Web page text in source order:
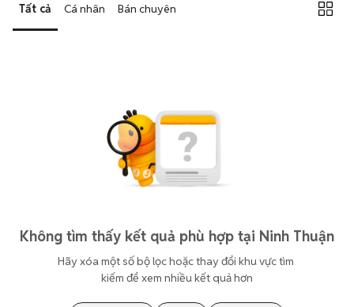
Tất cả Cá nhân Bán chuyên
Không tìm thấy kết quả phù hợp tại Ninh Thuận
Hãy xóa một số bộ lọc hoặc thay đổi khu vực tìm
kiếm để xem nhiều kết quả hơn